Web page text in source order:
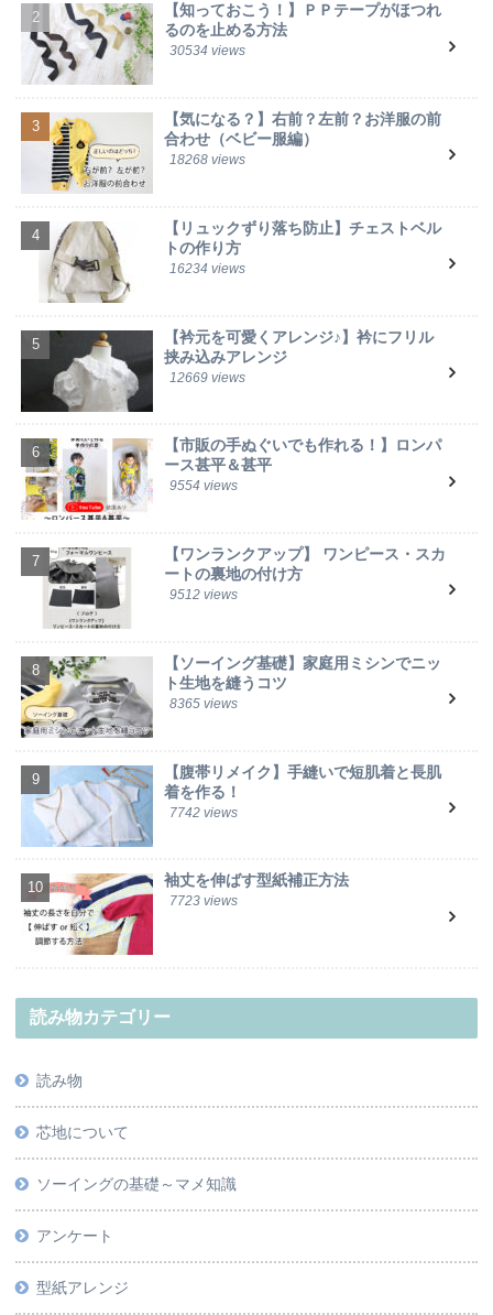
【知っておこう！】ＰＰテープがほつれ
るのを止める方法
30534 views
【気になる？】右前？左前？お洋服の前
合わせ（ベビー服編）
18268 views
【リュックずり落ち防止】チェストベル
トの作り方
16234 views
【衿元を可愛くアレンジ♪】衿にフリル
挟み込みアレンジ
12669 views
【市販の手ぬぐいでも作れる！】ロンパ
ース甚平＆甚平
9554 views
【ワンランクアップ】 ワンピース・スカ
ートの裏地の付け方
9512 views
【ソーイング基礎】家庭用ミシンでニッ
ト生地を縫うコツ
8365 views
【腹帯リメイク】手縫いで短肌着と長肌
着を作る！
7742 views
袖丈を伸ばす型紙補正方法
7723 views
読み物カテゴリー
読み物
芯地について
ソーイングの基礎～マメ知識
アンケート
型紙アレンジ